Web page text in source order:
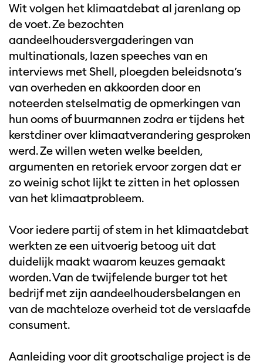
Wit volgen het klimaatdebat al jarenlang op
de voet. Ze bezochten
aandeelhoudersvergaderingen van
multinationals, lazen speeches van en
interviews met Shell, ploegden beleidsnota’s
van overheden en akkoorden door en
noteerden stelselmatig de opmerkingen van
hun ooms of buurmannen zodra er tijdens het
kerstdiner over klimaatverandering gesproken
werd. Ze willen weten welke beelden,
argumenten en retoriek ervoor zorgen dat er
zo weinig schot lijkt te zitten in het oplossen
van het klimaatprobleem.
Voor iedere partij of stem in het klimaatdebat
werkten ze een uitvoerig betoog uit dat
duidelijk maakt waarom keuzes gemaakt
worden. Van de twijfelende burger tot het
bedrijf met zijn aandeelhoudersbelangen en
van de machteloze overheid tot de verslaafde
consument.
Aanleiding voor dit grootschalige project is de